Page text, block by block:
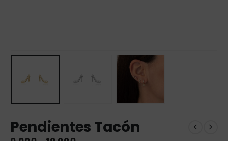
Pendientes Tacón